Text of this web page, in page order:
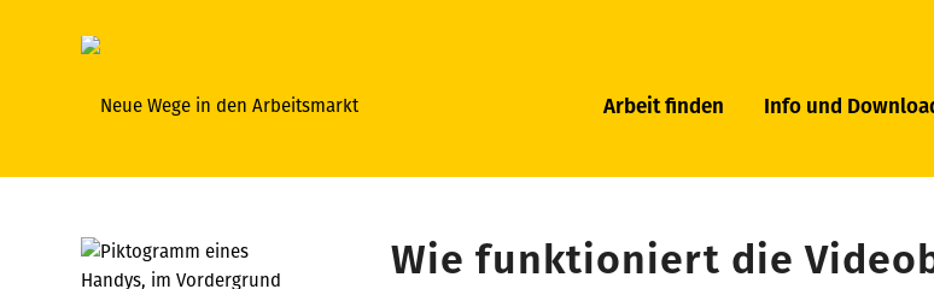
Arbeit finden Info und
Wie funktioniert die